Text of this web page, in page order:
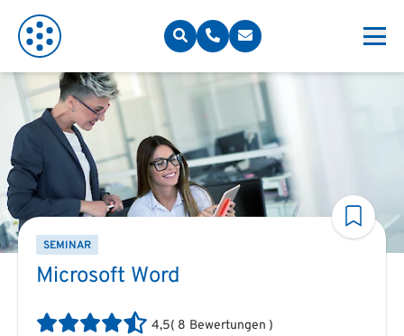
SEMINAR
Microsoft Word
4,5( 8 Bewertungen )